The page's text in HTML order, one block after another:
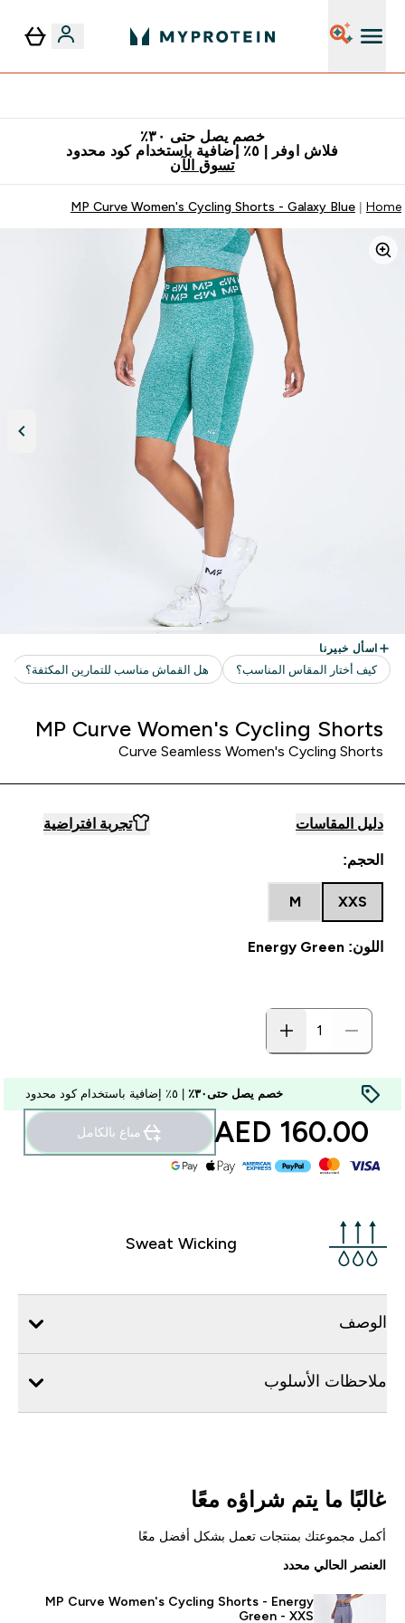
خصم يصل حتى ٣٠٪
فلاش اوفر | ٥٪ إضافية باستخدام كود محدود
تسوق الآن
Home
MP Curve Women's Cycling Shorts - Galaxy Blue
MP Curve Women's Cycling Shorts
Curve Seamless Women's Cycling Shorts
دليل المقاسات تجربة افتراضية
الحجم:
XXS
M
اللون: Energy Green
خصم يصل حتى٣٠٪
160.00 AED‎ مباع بالكامل
Sweat Wicking
الوصف
ملاحظات الأسلوب
غالبًا ما يتم شراؤه معًا
أكمل مجموعتك بمنتجات تعمل بشكل أفضل معًا
العنصر الحالي محدد
MP Curve Women's Cycling Shorts - Energy
Green - XXS